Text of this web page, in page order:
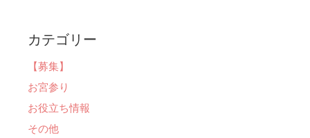
カテゴリー
【募集】
お宮参り
お役立ち情報
その他